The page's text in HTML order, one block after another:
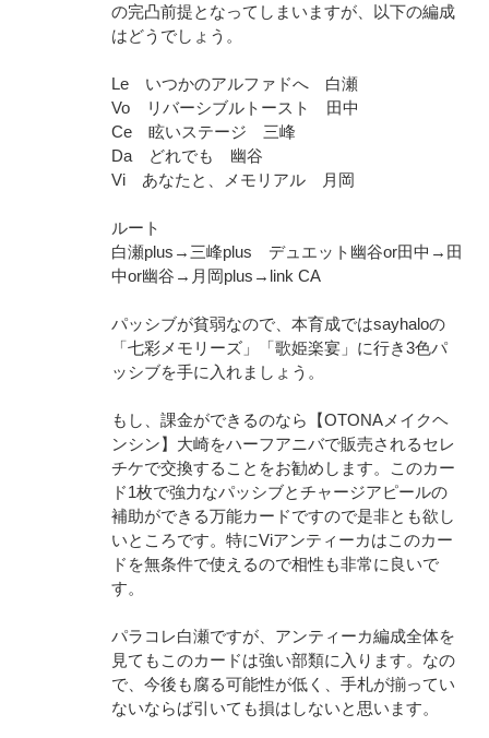
の完凸前提となってしまいますが、以下の編成
はどうでしょう。
Le いつかのアルファドへ 白瀬
Vo リバーシブルトースト 田中
Ce 眩いステージ 三峰
Da どれでも 幽谷
Vi あなたと、メモリアル 月岡
ルート
白瀬plus→三峰plus デュエット幽谷or田中→田
中or幽谷→月岡plus→link CA
パッシブが貧弱なので、本育成ではsayhaloの
「七彩メモリーズ」「歌姫楽宴」に行き3色パ
ッシブを手に入れましょう。
もし、課金ができるのなら【OTONAメイクヘ
ンシン】大崎をハーフアニバで販売されるセレ
チケで交換することをお勧めします。このカー
ド1枚で強力なパッシブとチャージアピールの
補助ができる万能カードですので是非とも欲し
いところです。特にViアンティーカはこのカー
ドを無条件で使えるので相性も非常に良いで
す。
パラコレ白瀬ですが、アンティーカ編成全体を
見てもこのカードは強い部類に入ります。なの
で、今後も腐る可能性が低く、手札が揃ってい
ないならば引いても損はしないと思います。